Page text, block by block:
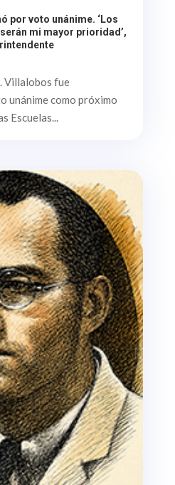
por voto unánime. ‘Los
mi mayor prioridad’,
Villalobos fue
unánime como próximo
Escuelas...